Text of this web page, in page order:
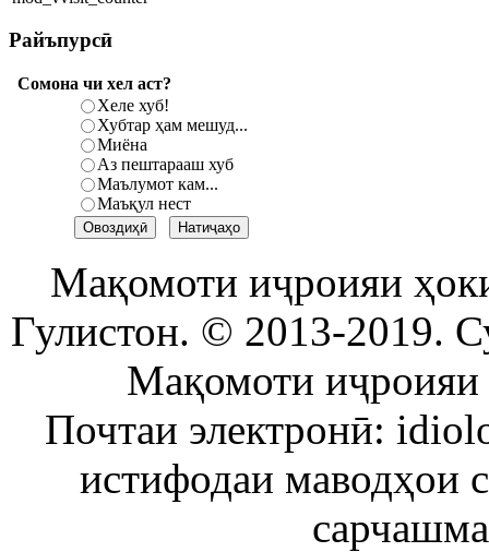
Райъпурсӣ
Сомона чи хел аст?
Хеле хуб!
Хубтар ҳам мешуд...
Миёна
Аз пештарааш хуб
Маълумот кам...
Маъқул нест
Мақомоти иҷроияи
Гулистон. © 2013-2019.
Мақомоти иҷроияи
Почтаи электронӣ:
истифодаи маводҳои